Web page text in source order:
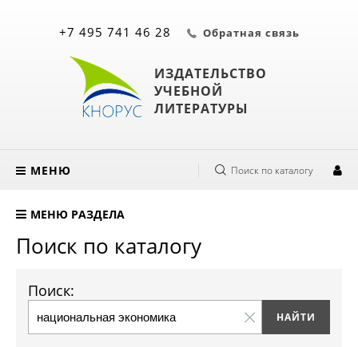
ИЗДАТЕЛЬСТВО
УЧЕБНОЙ
ЛИТЕРАТУРЫ
+7 495 741 46 28 Обратная связь
МЕНЮ Поиск по каталогу
МЕНЮ РАЗДЕЛА
Поиск по каталогу
Поиск: